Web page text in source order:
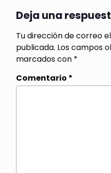
Deja una
Tu dirección de correo
publicada. Los campos
marcados con *
Comentario *